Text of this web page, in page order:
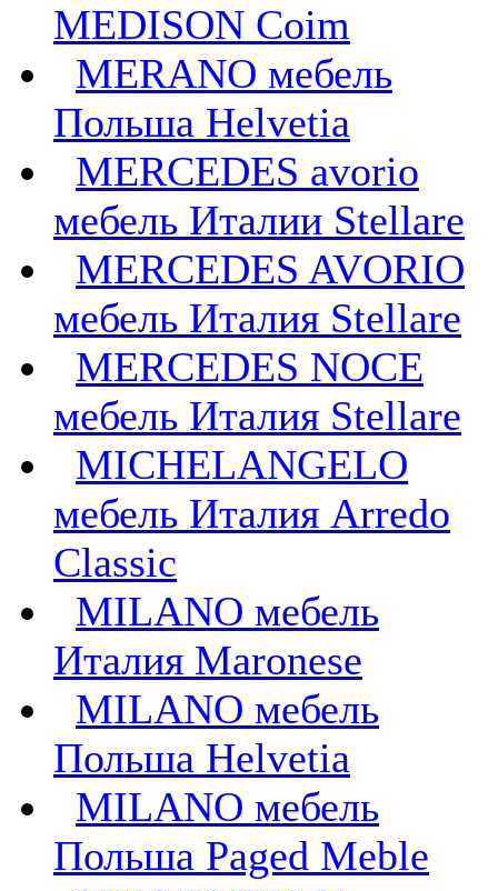
MEDISON Coim
MERANO мебель
Польша Helvetia
MERCEDES avorio
мебель Италии Stellare
MERCEDES AVORIO
мебель Италия Stellare
MERCEDES NOCE
мебель Италия Stellare
MICHELANGELO
мебель Италия Arredo
Classic
MILANO мебель
Италия Maronese
MILANO мебель
Польша Helvetia
MILANO мебель
Польша Paged Meble